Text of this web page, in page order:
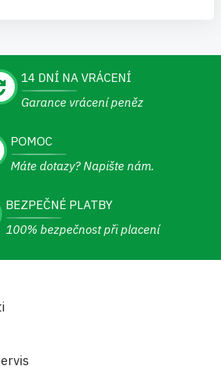
14 DNÍ NA VRÁCENÍ
Garance vrácení peněz
POMOC
Máte dotazy? Napište nám.
BEZPEČNÉ PLATBY
100% bezpečnost při placení